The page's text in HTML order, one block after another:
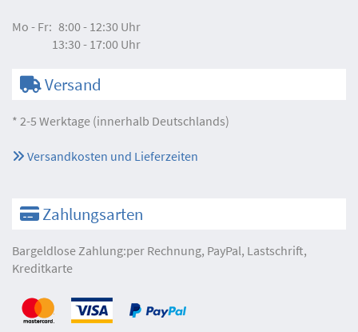
Mo - Fr: 8:00 - 12:30 Uhr
13:30 - 17:00 Uhr
Versand
* 2-5 Werktage (innerhalb Deutschlands)
Versandkosten und Lieferzeiten
Zahlungsarten
Bargeldlose Zahlung:per Rechnung, PayPal, Lastschrift,
Kreditkarte